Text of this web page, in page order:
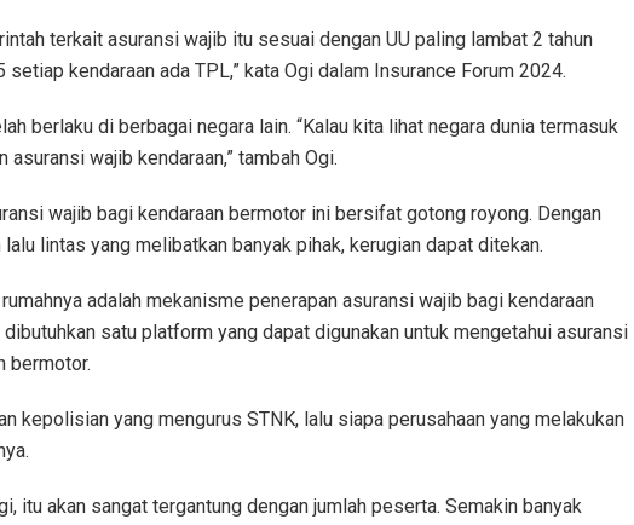
terkait asuransi wajib itu sesuai dengan UU paling lambat 2 tahun
kendaraan ada TPL,” kata Ogi dalam Insurance Forum 2024.
berlaku di berbagai negara lain. “Kalau kita lihat negara dunia termasuk
wajib kendaraan,” tambah Ogi.
wajib bagi kendaraan bermotor ini bersifat gotong royong. Dengan
lintas yang melibatkan banyak pihak, kerugian dapat ditekan.
adalah mekanisme penerapan asuransi wajib bagi kendaraan
satu platform yang dapat digunakan untuk mengetahui asuransi
bermotor.
kepolisian yang mengurus STNK, lalu siapa perusahaan yang melakukan
itu akan sangat tergantung dengan jumlah peserta. Semakin banyak